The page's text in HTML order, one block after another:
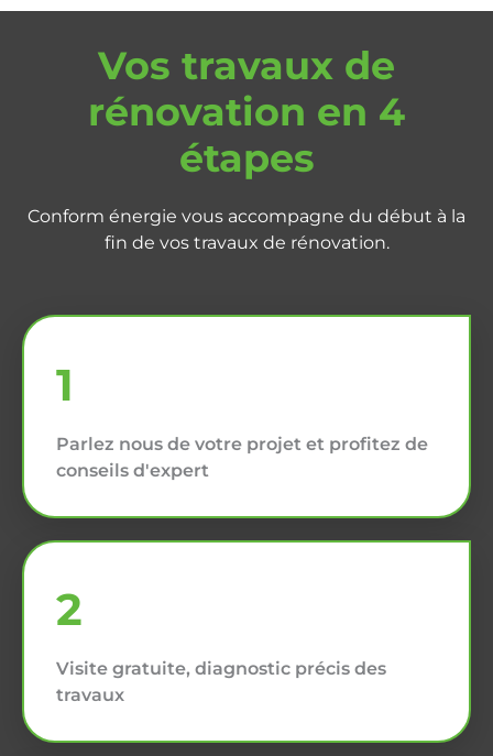
Vos travaux de
rénovation en 4
étapes
Conform énergie vous accompagne du début à la
fin de vos travaux de rénovation.
1
Parlez nous de votre projet et profitez de
conseils d'expert
2
Visite gratuite, diagnostic précis des
travaux